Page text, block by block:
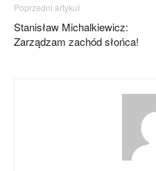
Poprzedni artykuł
Stanisław Michalkiewicz:
Zarządzam zachód słońca!